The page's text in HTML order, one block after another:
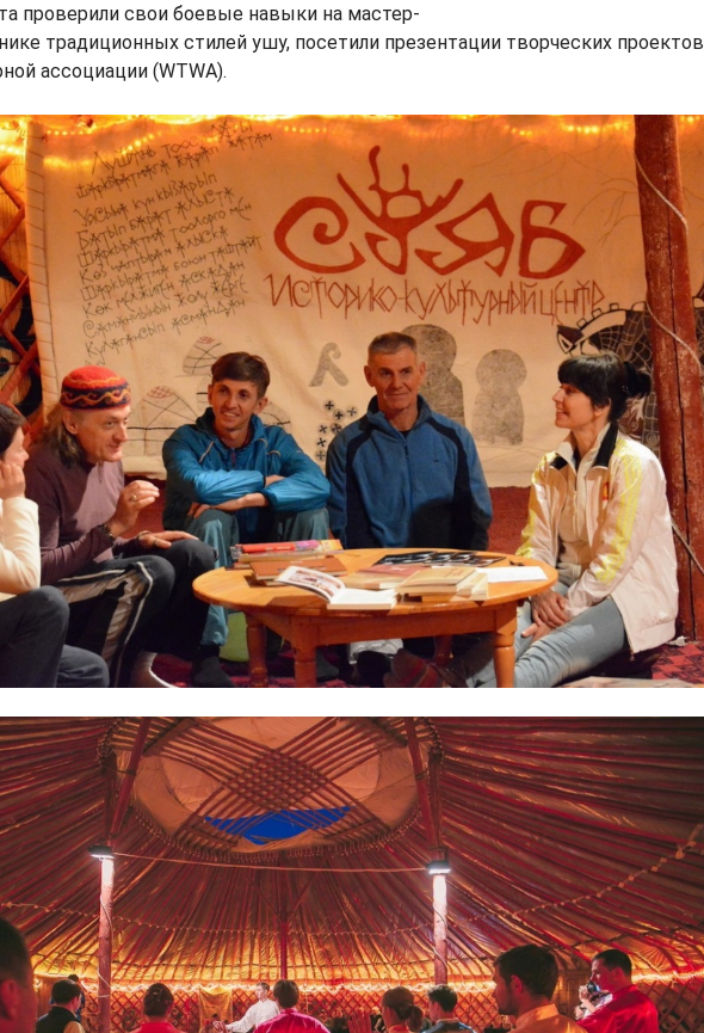
проверили свои боевые навыки на мастер-
традиционных стилей ушу, посетили презентации творческих проектов
ассоциации (WTWA).